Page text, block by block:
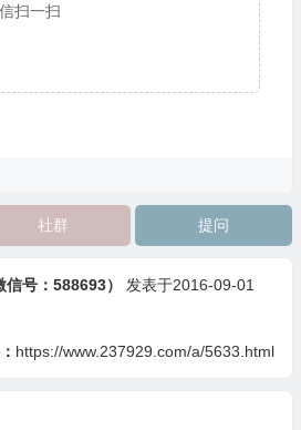
扫一扫
社群 提问
信号：588693）
发表于2016-09-01
https://www.237929.com/a/5633.html